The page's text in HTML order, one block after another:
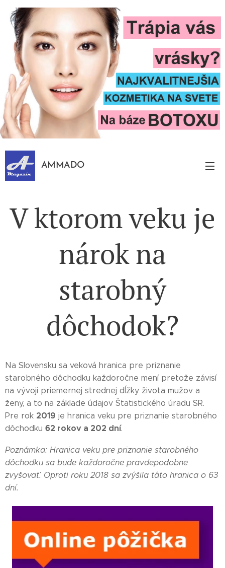
AMMADO
V ktorom veku je
nárok na
starobný
dôchodok?
Na Slovensku sa veková hranica pre priznanie
starobného dôchodku každoročne mení pretože závisí
na vývoji priemernej strednej dĺžky života mužov a
ženy, a to na základe údajov Štatistického úradu SR.
Pre rok 2019 je hranica veku pre priznanie starobného
dôchodku 62 rokov a 202 dní.
Poznámka: Hranica veku pre priznanie starobného
dôchodku sa bude každoročne pravdepodobne
zvyšovať. Oproti roku 2018 sa zvýšila táto hranica o 63
dní.